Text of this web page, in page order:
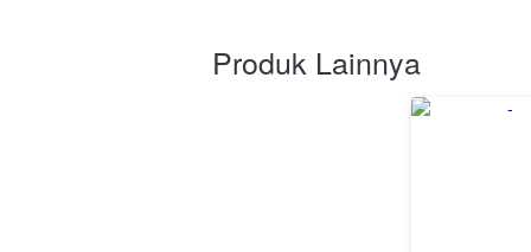
Produk Lainnya